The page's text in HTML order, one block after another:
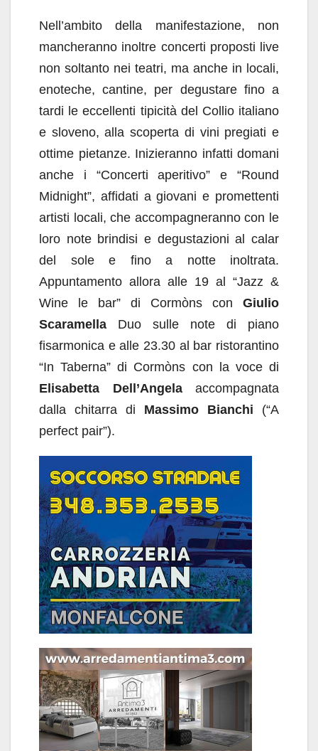
Nell’ambito della manifestazione, non
mancheranno inoltre concerti proposti live
non soltanto nei teatri, ma anche in locali,
enoteche, cantine, per degustare fino a
tardi le eccellenti tipicità del Collio italiano
e sloveno, alla scoperta di vini pregiati e
ottime pietanze. Inizieranno infatti domani
anche i “Concerti aperitivo” e “Round
Midnight”, affidati a giovani e promettenti
artisti locali, che accompagneranno con le
loro note brindisi e degustazioni al calar
del sole e fino a notte inoltrata.
Appuntamento allora alle 19 al “Jazz &
Wine le bar” di Cormòns con Giulio
Scaramella Duo sulle note di piano
fisarmonica e alle 23.30 al bar ristorantino
“In Taberna” di Cormòns con la voce di
Elisabetta Dell’Angelaaccompagnata
dalla chitarra di Massimo Bianchi (“A
perfect pair”).